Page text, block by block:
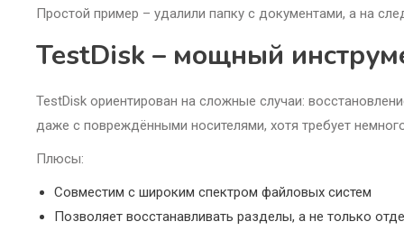
Простой пример – удалили папку с документами, а на
TestDisk – мощный
TestDisk ориентирован на сложные случаи:
даже с повреждёнными носителями, хотя требует
Плюсы:
Совместим с широким спектром файловых систем
Позволяет восстанавливать разделы, а не только